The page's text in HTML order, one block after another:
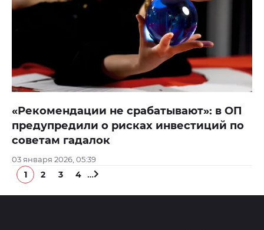
«Рекомендации не срабатывают»: в ОП
предупредили о рисках инвестиций по
советам гадалок
03 января 2026, 05:39
1 2 3 4 …